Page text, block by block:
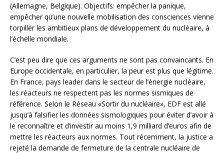
(Allemagne, Belgique). Objectifs: empêcher la panique,
empêcher qu’une nouvelle mobilisation des consciences vienne
torpiller les ambitieux plans de développement du nucléaire, à
l’échelle mondiale.
C’est peu dire que ces arguments ne sont pas convaincants. En
Europe occidentale, en particulier, la peur est plus que légitime.
En France, pays leader dans le secteur de l’énergie nucléaire,
les réacteurs ne respectent pas les normes sismiques de
référence. Selon le Réseau «Sortir du nucléaire», EDF est allé
jusqu’à falsifier les données sismologiques pour éviter d’avoir à
le reconnaître et d’investir au moins 1,9 milliard d’euros afin de
mettre les réacteurs aux normes. Tout récemment, la justice a
rejeté la demande de fermeture de la centrale nucléaire de